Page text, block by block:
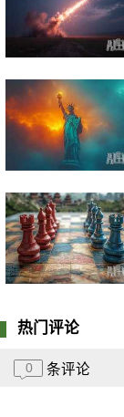
热门评论
0 条评论